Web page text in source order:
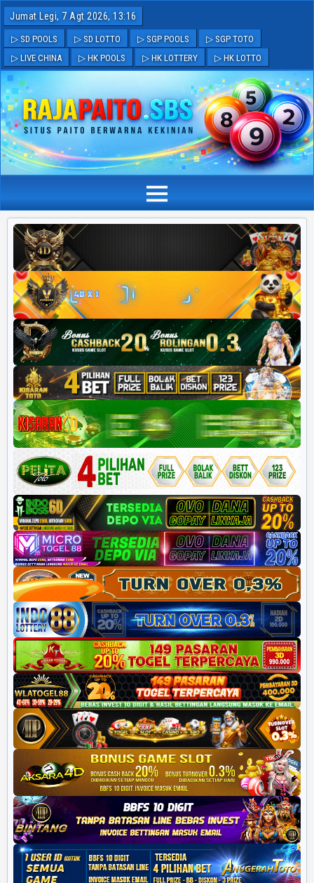
Jumat Legi, 7 Agt 2026, 13:16
▷ SD POOLS ▷ SD LOTTO ▷ SGP POOLS
▷ SGP TOTO
▷ LIVE CHINA
▷ HK POOLS ▷ HK LOTTERY ▷ HK LOTTO